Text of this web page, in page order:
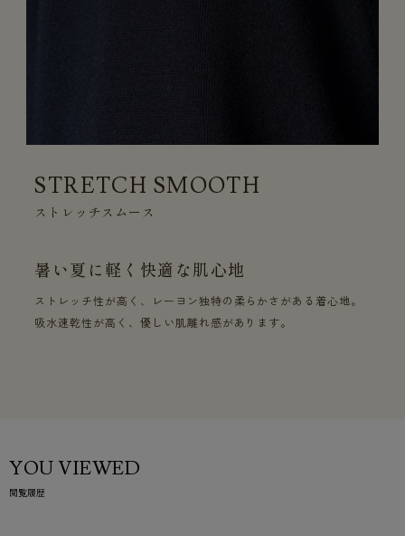
STRETCH SMOOTH
ストレッチスムース
暑い夏に軽く快適な肌心地
ストレッチ性が高く、レーヨン独特の柔らかさがある着心地。
吸水速乾性が高く、優しい肌離れ感があります。
YOU VIEWED
閲覧履歴